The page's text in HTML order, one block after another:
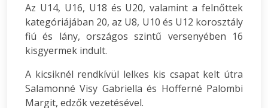
Az U14, U16, U18 és U20, valamint a felnőttek
kategóriájában 20, az U8, U10 és U12 korosztály
fiú és lány, országos szintű versenyében 16
kisgyermek indult.
A kicsiknél rendkívül lelkes kis csapat kelt útra
Salamonné Visy Gabriella és Hofferné Palombi
Margit, edzők vezetésével.